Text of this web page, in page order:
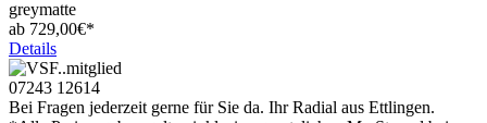
greymatte
ab 729,00€*
Details
07243 12614
Bei Fragen jederzeit gerne für Sie da. Ihr Radial aus Ettlingen.